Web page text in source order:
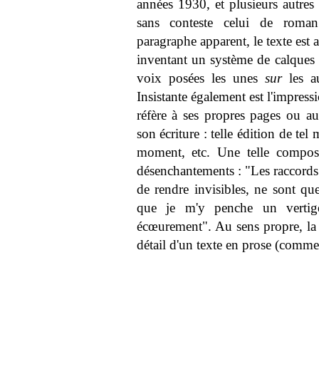
années 1930, et plusieurs
sans conteste celui de
paragraphe apparent, le texte
inventant un système de
voix posées les unes surles
Insistante également est
réfère à ses propres pages ou
son écriture : telle édition de tel
moment, etc. Une telle
désenchantements : "Les
de rendre invisibles, ne sont
que je m'y penche un
écœurement". Au sens propre,
détail d'un texte en prose